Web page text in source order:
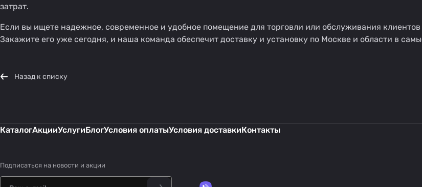
затрат.
Если вы ищете надежное, современное и удобное помещение для торговли или обслуживания
Закажите его уже сегодня, и наша команда обеспечит доставку и установку по Москве и области в
Назад к списку
КаталогАкцииУслугиБлогУсловия оплатыУсловия доставкиКонтакты
Подписаться на новости и акции